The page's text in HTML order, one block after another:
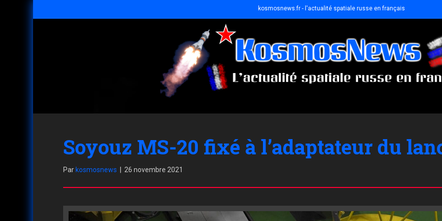
kosmosnews.fr - l'actualité spatiale russe en français
Soyouz MS-20 fixé à l’adaptateur du
Par kosmosnews 26 novembre 2021